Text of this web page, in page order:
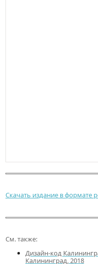
Скачать издание в формате
См. также:
Дизайн-код
Калининград, 2018